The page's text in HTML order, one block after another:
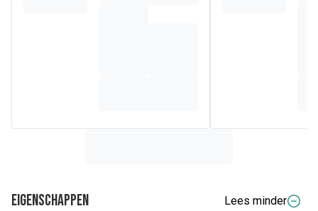
Eigenschappen
Lees minder